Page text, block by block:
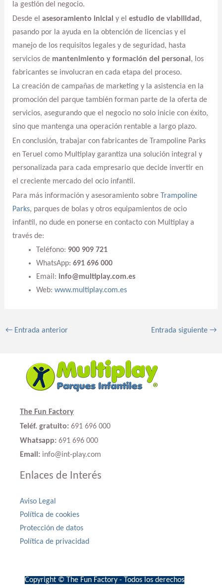
la gestión del negocio.
Desde el asesoramiento inicial y el estudio de viabilidad ,
pasando por la ayuda en la obtención de licencias y el
manejo de los requisitos legales y de seguridad, hasta
servicios de mantenimiento y formación del personal , los
fabricantes se involucran en cada etapa del proceso.
La creación de campañas de marketing y la asistencia en la
promoción del parque también forman parte de la oferta de
servicios, asegurando que el negocio no solo inicie con éxito,
sino que mantenga una operación rentable a largo plazo.
En conclusión, trabajar con fabricantes de Trampoline Parks
en Teruel como Multiplay garantiza una solución integral y
personalizada para cada empresario que decide invertir en
el creciente mercado del ocio infantil.
Para más información y asesoramiento sobre Trampoline
Parks, parques de bolas y otros equipamientos de ocio
infantil, no dude en ponerse en contacto con Multiplay a
través de:
Teléfono: 900 909 721
WhatsApp: 691 696 000
Email: info@multiplay.com.es
Web: www.multiplay.com.es
←Entrada anterior Entrada siguiente→
The Fun Factory
Teléf. gratuito: 691 696 000
Whatsapp: 691 696 000
Email: info@int-play.com
Enlaces de Interés
Aviso Legal
Política de cookies
Protección de datos
Política de privacidad
Copyright © The Fun Factory - Todos los derechos